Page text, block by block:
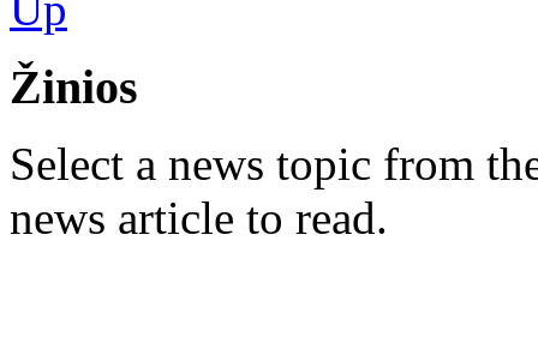
Žinios
Select a news topic from
news article to read.